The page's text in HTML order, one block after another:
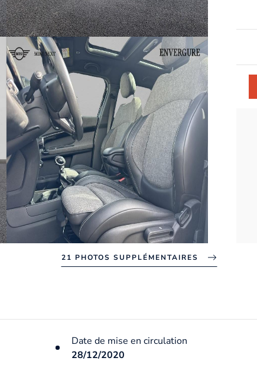
21 PHOTOS SUPPLÉMENTAIRES
Date de mise en circulation
28/12/2020